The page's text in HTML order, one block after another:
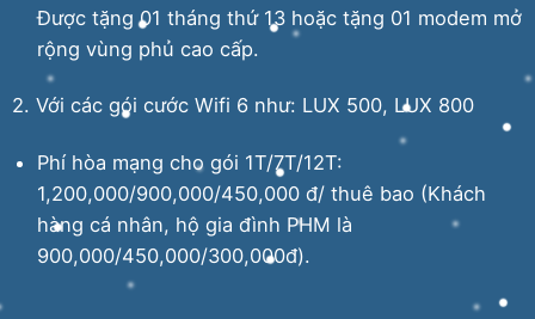
Được tặng 01 tháng thứ 13 hoặc tặng 01 modem mở
rộng vùng phủ cao cấp.
2. Với các gói cước Wifi 6 như: LUX 500, LUX 800
Phí hòa mạng cho gói 1T/7T/12T:
1,200,000/900,000/450,000 đ/ thuê bao (Khách
hàng cá nhân, hộ gia đình PHM là
900,000/450,000/300,000đ).